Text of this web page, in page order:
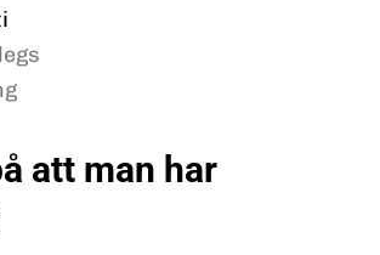
att man har